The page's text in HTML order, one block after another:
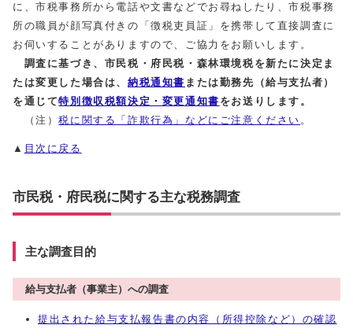
に、市税事務所から電話や文書などでお尋ねしたり、市税事務
所の職員が顔写真付きの「徴税吏員証」を携帯して直接調査に
お伺いすることがありますので、ご協力をお願いします。
調査に基づき、市民税・府民税・森林環境税を新たに決定ま
たは変更した場合は、 納税通知書 または勤務先（給与支払者）
を通じて特別徴収税額決定・変更通知書 をお送りします。
（注）税に関する「詐欺行為」などにご注意ください 。
▲ 目次に戻る
市民税・府民税に関する主な税務調査
主な調査目的
給与支払者（事業主）への調査
提出された給与支払報告書の内容（所得控除など）の確認